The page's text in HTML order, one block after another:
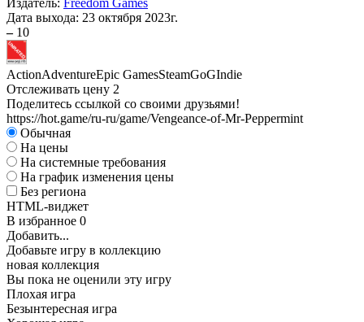
Издатель: Freedom Games
Дата выхода: 23 октября 2023г.
– 10
ActionAdventureEpic GamesSteamGoGIndie
Отслеживать цену 2
Поделитесь ссылкой со своими друзьями!
https://hot.game/ru-ru/game/Vengeance-of-Mr-Peppermint
Обычная
На цены
На системные требования
На график изменения цены
Без региона
HTML-виджет
В избранное 0
Добавить...
Добавьте игру в коллекцию
новая коллекция
Вы пока не оценили эту игру
Плохая игра
Безынтересная игра